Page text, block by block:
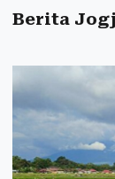
Berita